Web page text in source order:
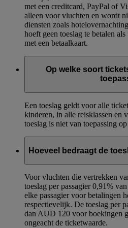
met een creditcard, PayPal of
alleen voor vluchten en wordt
diensten zoals
hoeft geen toeslag te betalen
met een betaalkaart.
Op welke soort
Een toeslag geldt voor alle
kinderen, in alle reisklassen en
toeslag is niet van toepassing
Hoeveel bedraagt de
Voor vluchten die vertrekken
toeslag per passagier 0,91%
elke passagier voor betalingen
respectievelijk. De toeslag per
dan AUD 120 voor boekingen
ongeacht de ticketwaarde.